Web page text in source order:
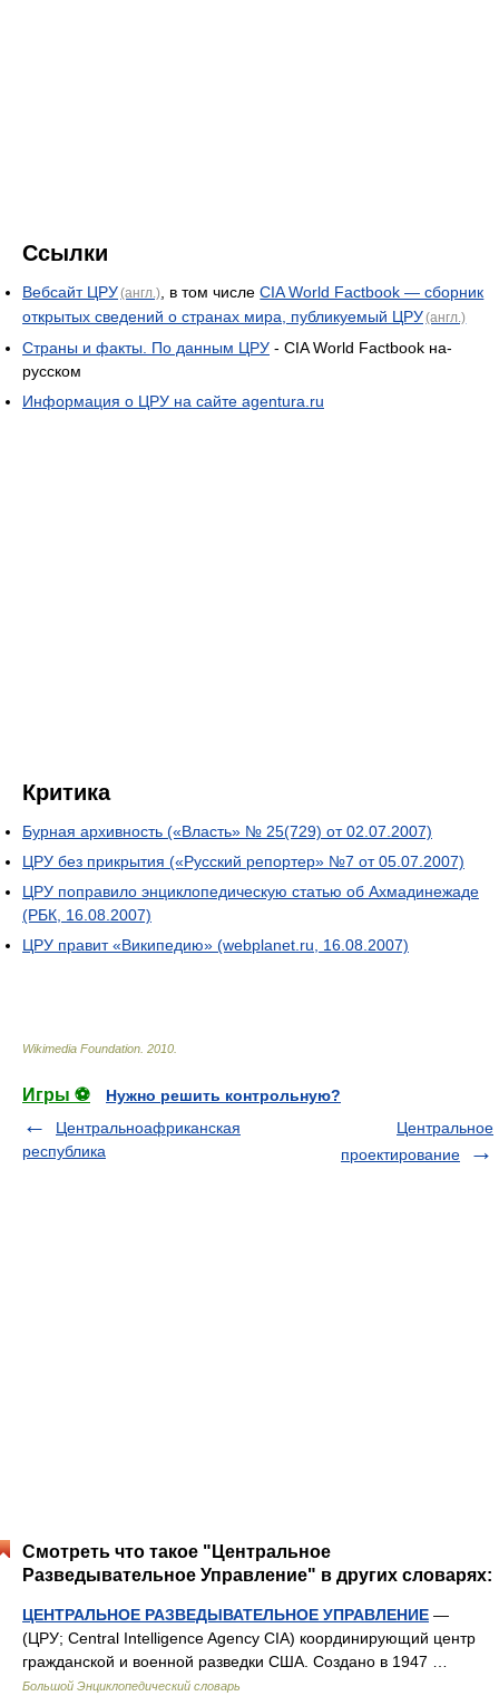
Ссылки
Вебсайт ЦРУ(англ.) , в том числеCIA World Factbook — сборник
открытых сведений о странах мира, публикуемый ЦРУ(англ.)
Страны и факты. По данным ЦРУ - CIA World Factbook на-
русском
Информация о ЦРУ на сайте agentura.ru
Критика
Бурная архивность («Власть» № 25(729) от 02.07.2007)
ЦРУ без прикрытия («Русский репортер» №7 от 05.07.2007)
ЦРУ поправило энциклопедическую статью об Ахмадинежаде
(РБК, 16.08.2007)
ЦРУ правит «Википедию» (webplanet.ru, 16.08.2007)
Wikimedia Foundation 2010
Игры ⚽
Нужно решить контрольную?
Центральноафриканская
республика
Центральное
проектирование
Смотреть что такое "Центральное
Разведывательное Управление" в других словарях:
ЦЕНТРАЛЬНОЕ РАЗВЕДЫВАТЕЛЬНОЕ УПРАВЛЕНИЕ —
(ЦРУ; Central Intelligence Agency CIA) координирующий центр
гражданской и военной разведки США. Создано в 1947 …
Большой Энциклопедический словарь